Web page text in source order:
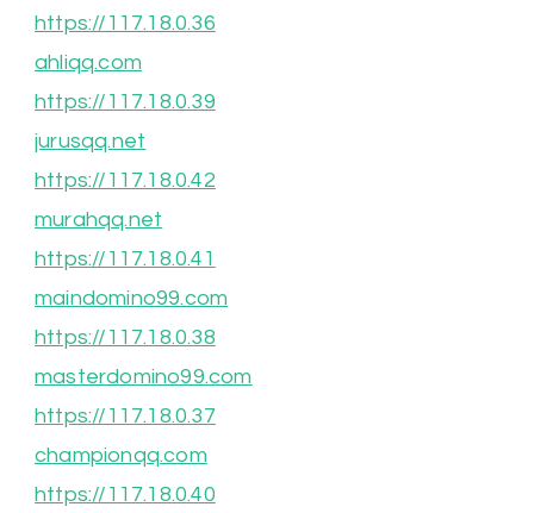
https://117.18.0.36
ahliqq.com
https://117.18.0.39
jurusqq.net
https://117.18.0.42
murahqq.net
https://117.18.0.41
maindomino99.com
https://117.18.0.38
masterdomino99.com
https://117.18.0.37
championqq.com
https://117.18.0.40